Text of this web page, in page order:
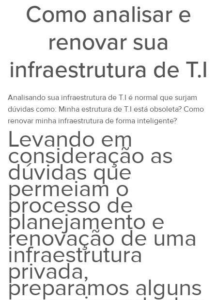
Como analisar e
renovar sua
infraestrutura de T.I
Analisando sua infraestrutura de T.I é normal que surjam
dúvidas como: Minha estrutura de T.I está obsoleta? Como
renovar minha infraestrutura de forma inteligente?
Levando em
consideração as
dúvidas que
permeiam o
processo de
planejamento e
renovação de uma
infraestrutura
privada,
preparamos alguns